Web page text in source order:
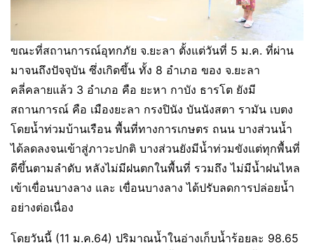
ขณะที่สถานการณ์อุทกภัย จ.ยะลา ตั้งแต่วันที่ 5 ม.ค. ที่ผ่าน
มาจนถึงปัจจุบัน ซึ่งเกิดขึ้น ทั้ง 8 อำเภอ ของ จ.ยะลา
คลี่คลายแล้ว 3 อำเภอ คือ ยะหา กาบัง ธารโต ยังมี
สถานการณ์ คือ เมืองยะลา กรงปินัง บันนังสตา รามัน เบตง
โดยน้ำท่วมบ้านเรือน พื้นที่ทางการเกษตร ถนน บางส่วนน้ำ
ได้ลดลงจนเข้าสู่ภาวะปกติ บางส่วนยังมีน้ำท่วมขังแต่ทุกพื้นที่
ดีขึ้นตามลำดับ หลังไม่มีฝนตกในพื้นที่ รวมถึง ไม่มีน้ำฝนไหล
เข้าเขื่อนบางลาง และ เขื่อนบางลาง ได้ปรับลดการปล่อยน้ำ
อย่างต่อเนื่อง
โดยวันนี้ (11 ม.ค.64) ปริมาณน้ำในอ่างเก็บน้ำร้อยละ 98.65